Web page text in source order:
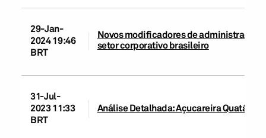
29-Jan-
2024 19:46
BRT
Novos modificadores de administração
setor corporativo brasileiro
31-Jul-
2023 11:33
BRT
Análise Detalhada: Açucareira Quatá S.A.